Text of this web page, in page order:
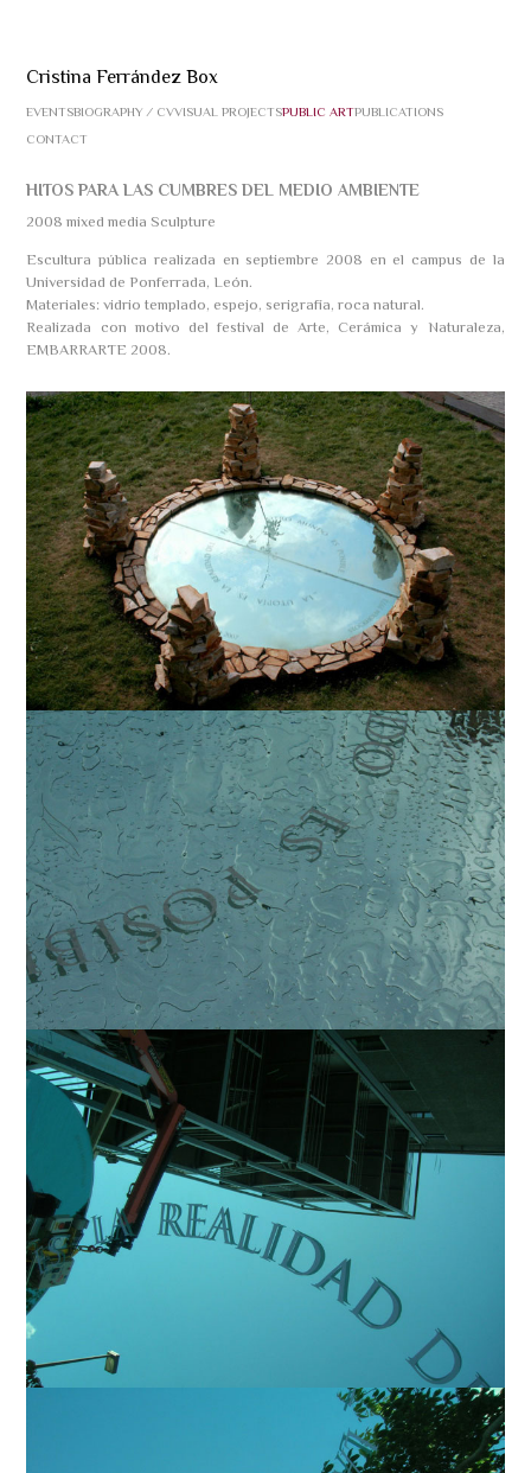
Cristina Ferrández Box
EVENTSBIOGRAPHY ⁄ CVVISUAL PROJECTSPUBLIC ARTPUBLICATIONS
CONTACT
HITOS PARA LAS CUMBRES DEL MEDIO AMBIENTE
2008 mixed media Sculpture
Escultura pública realizada en septiembre 2008 en el campus de la
Universidad de Ponferrada, León.
Materiales: vidrio templado, espejo, serigrafía, roca natural.
Realizada con motivo del festival de Arte, Cerámica y Naturaleza,
EMBARRARTE 2008.